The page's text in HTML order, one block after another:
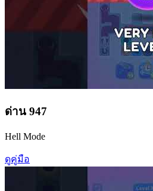
ด่าน 947
Hell Mode
ดูคู่มือ